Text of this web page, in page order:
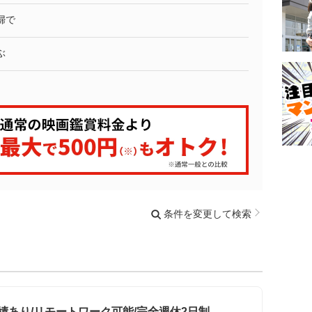
で
条件を変更して検索